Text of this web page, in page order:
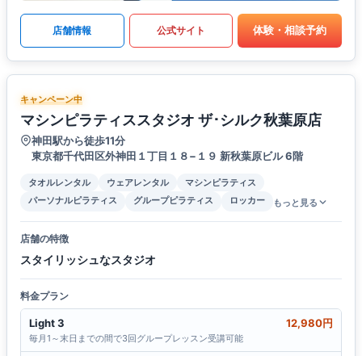
店舗情報 公式サイト 体験・相談予約
キャンペーン中
マシンピラティススタジオ ザ･シルク秋葉原店
神田駅から徒歩11分
東京都千代田区外神田１丁目１８−１９ 新秋葉原ビル 6階
タオルレンタル ウェアレンタル
マシンピラティス
パーソナルピラティス
グループピラティス ロッカー もっと見る
店舗の特徴
スタイリッシュなスタジオ
料金プラン
Light 3 12,980円
毎月1～末日までの間で3回グループレッスン受講可能